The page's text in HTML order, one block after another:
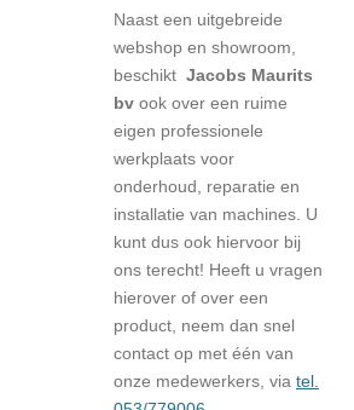
Naast een uitgebreide
webshop en showroom,
beschikt Jacobs Maurits
bv ook over een ruime
eigen professionele
werkplaats voor
onderhoud, reparatie en
installatie van machines. U
kunt dus ook hiervoor bij
ons terecht! Heeft u vragen
hierover of over een
product, neem dan snel
contact op met één van
onze medewerkers, via tel.